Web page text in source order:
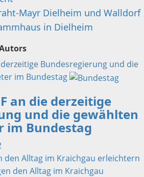
Mayr Dielheim und Walldorf
in Dielheim
derzeitige Bundesregierung und die
im Bundestag
an die derzeitige
und die gewählten
im Bundestag
den Alltag im Kraichgau erleichtern